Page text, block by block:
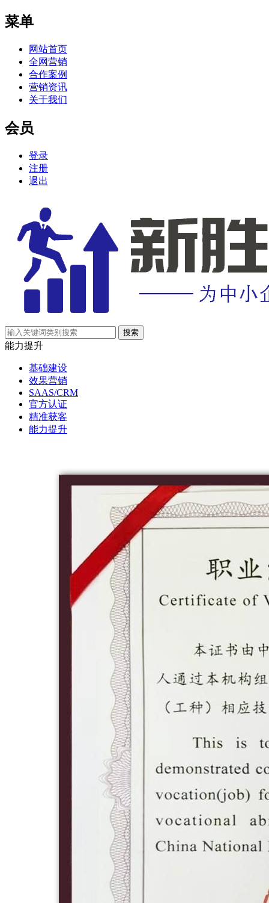
菜单
网站首页
全网营销
合作案例
营销资讯
关于我们
会员
登录
注册
退出
能力提升
基础建设
效果营销
SAAS/CRM
官方认证
精准获客
能力提升